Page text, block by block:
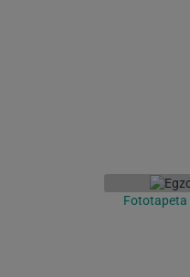
Fototapeta